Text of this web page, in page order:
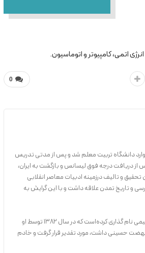
اتمی، کامپیوتر و اتوماسیون.
0
دانشگاه تربیت معلم شد و پس از مدتی تدریس
از دریافت درجه فوق لیسانس و بازگشت به ایران،
و تالیف درزمینه ادبیات معاصر انقلابی
و تاریخ تمدن علاقه داشت و با این گرایش به
فرهنگسرای نوجوانان درمنطقه ۱۸ شهرداری تهران کتابخانه‌ای را به نام محمود حکیمی نام گذاری کرده‌است که در سال ۱۳۸۲ توسط او
که در زمینه نهضت حسینی داشت، مورد تقدیر قرار گرفت و خادم